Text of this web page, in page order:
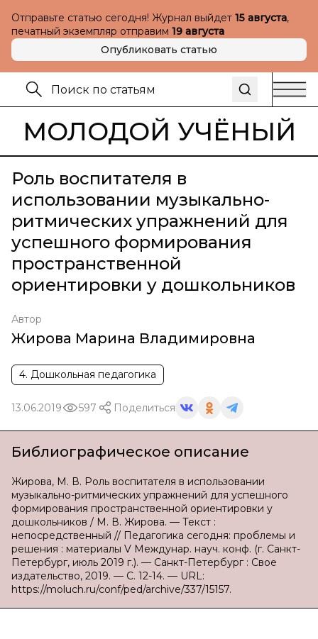
Отправьте статью сегодня! Журнал выйдет 15 августа,
печатный экземпляр отправим 19 августа
Опубликовать статью
МОЛОДОЙ УЧЁНЫЙ
Роль воспитателя в
использовании музыкально-
ритмических упражнений для
успешного формирования
пространственной
ориентировки у дошкольников
Автор
Жирова Марина Владимировна
4. Дошкольная педагогика
13.06.2019 597 Поделиться
Библиографическое описание
Жирова, М. В. Роль воспитателя в использовании
музыкально-ритмических упражнений для успешного
формирования пространственной ориентировки у
дошкольников / М. В. Жирова. — Текст :
непосредственный // Педагогика сегодня: проблемы и
решения : материалы V Междунар. науч. конф. (г. Санкт-
Петербург, июль 2019 г.). — Санкт-Петербург : Свое
издательство, 2019. — С. 12-14. — URL:
https://moluch.ru/conf/ped/archive/337/15157.